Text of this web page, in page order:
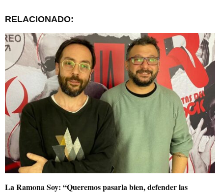
RELACIONADO:
La Ramona Soy: “Queremos pasarla bien, defender las